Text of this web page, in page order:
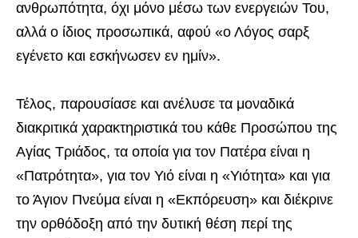
ανθρωπότητα, όχι μόνο μέσω των ενεργειών Του,
αλλά ο ίδιος προσωπικά, αφού «ο Λόγος σαρξ
εγένετο και εσκήνωσεν εν ημίν».
Τέλος, παρουσίασε και ανέλυσε τα μοναδικά
διακριτικά χαρακτηριστικά του κάθε Προσώπου της
Αγίας Τριάδος, τα οποία για τον Πατέρα είναι η
«Πατρότητα», για τον Υιό είναι η «Υιότητα» και για
το Άγιον Πνεύμα είναι η «Εκπόρευση» και διέκρινε
την ορθόδοξη από την δυτική θέση περί της